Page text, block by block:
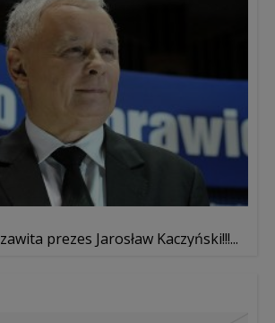
prezes Jarosław Kaczyński!!!...